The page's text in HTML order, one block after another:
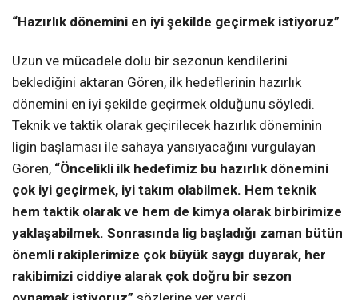
“Hazırlık dönemini en iyi şekilde geçirmek istiyoruz”
Uzun ve mücadele dolu bir sezonun kendilerini
beklediğini aktaran Gören, ilk hedeflerinin hazırlık
dönemini en iyi şekilde geçirmek olduğunu söyledi.
Teknik ve taktik olarak geçirilecek hazırlık döneminin
ligin başlaması ile sahaya yansıyacağını vurgulayan
Gören, “Öncelikli ilk hedefimiz bu hazırlık dönemini
çok iyi geçirmek, iyi takım olabilmek. Hem teknik
hem taktik olarak ve hem de kimya olarak birbirimize
yaklaşabilmek. Sonrasında lig başladığı zaman bütün
önemli rakiplerimize çok büyük saygı duyarak, her
rakibimizi ciddiye alarak çok doğru bir sezon